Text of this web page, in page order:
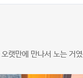
랫만에 만나서 노는 거